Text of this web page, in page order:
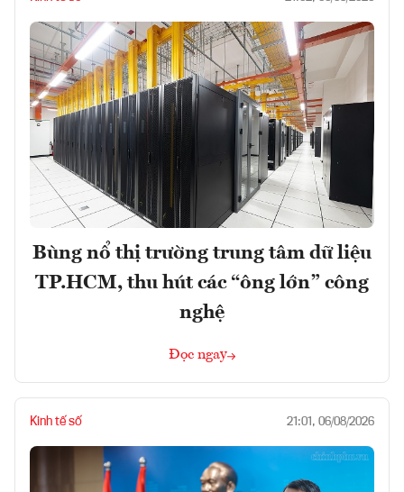
Bùng nổ thị trường trung tâm dữ liệu
TP.HCM, thu hút các “ông lớn” công
nghệ
Đọc ngay
Kinh tế số 21:01, 06/08/2026